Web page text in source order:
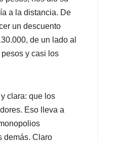
a la distancia. De
un descuento
de un lado al
y casi los
clara: que los
Eso lleva a
demás. Claro